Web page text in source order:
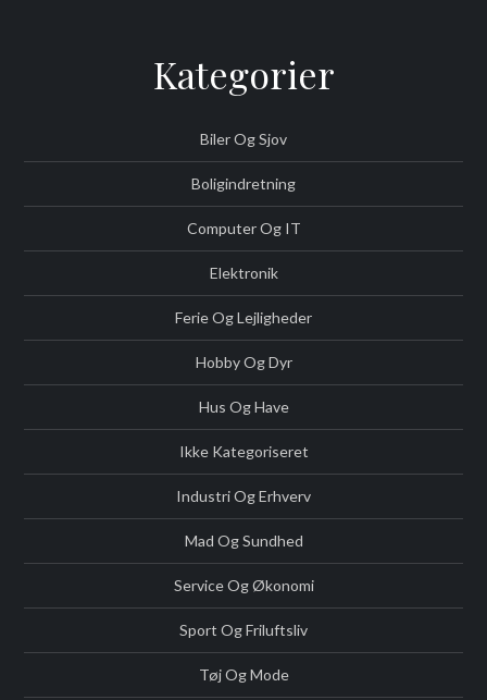
Kategorier
Biler Og Sjov
Boligindretning
Computer Og IT
Elektronik
Ferie Og Lejligheder
Hobby Og Dyr
Hus Og Have
Ikke Kategoriseret
Industri Og Erhverv
Mad Og Sundhed
Service Og Økonomi
Sport Og Friluftsliv
Tøj Og Mode